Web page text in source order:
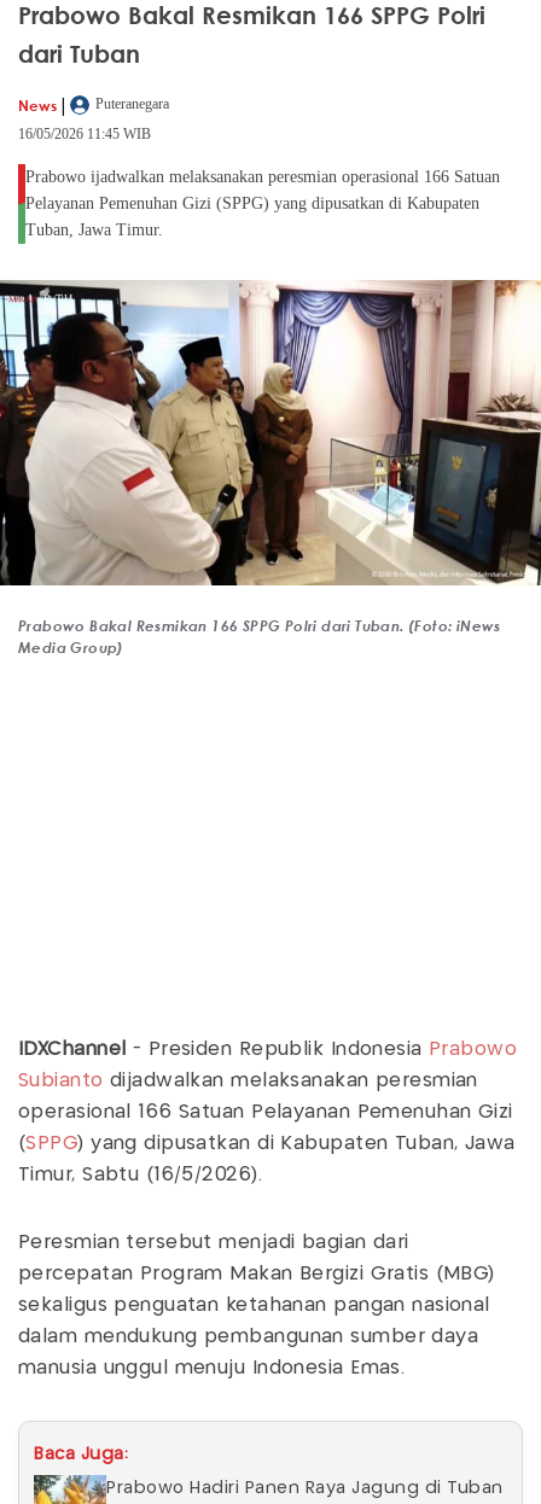
Prabowo Bakal Resmikan 166 SPPG Polri
dari Tuban
News |
Puteranegara
16/05/2026 11:45 WIB
Prabowo ijadwalkan melaksanakan peresmian operasional 166 Satuan
Pelayanan Pemenuhan Gizi (SPPG) yang dipusatkan di Kabupaten
Tuban, Jawa Timur.
Prabowo Bakal Resmikan 166 SPPG Polri dari Tuban. (Foto: iNews
Media Group)
IDXChannel - Presiden Republik Indonesia Prabowo
Subianto dijadwalkan melaksanakan peresmian
operasional 166 Satuan Pelayanan Pemenuhan Gizi
(SPPG) yang dipusatkan di Kabupaten Tuban, Jawa
Timur, Sabtu (16/5/2026).
Peresmian tersebut menjadi bagian dari
percepatan Program Makan Bergizi Gratis (MBG)
sekaligus penguatan ketahanan pangan nasional
dalam mendukung pembangunan sumber daya
manusia unggul menuju Indonesia Emas.
Baca Juga:
Prabowo Hadiri Panen Raya Jagung di Tuban